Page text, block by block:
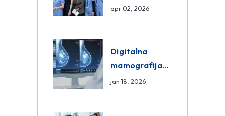
razmjena
Group
apr 02, 2026
Digitalna
mamografija
Sarajevo –
jan 18, 2026